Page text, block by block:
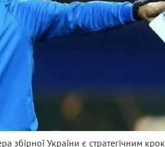
збірної України є стратегічним